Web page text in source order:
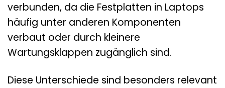
verbunden, da die Festplatten in Laptops
häufig unter anderen Komponenten
verbaut oder durch kleinere
Wartungsklappen zugänglich sind.
Diese Unterschiede sind besonders relevant